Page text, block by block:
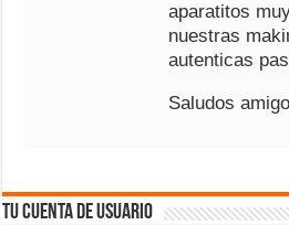
aparatitos
nuestras
autenticas
Saludos
Tu cuenta de usuario